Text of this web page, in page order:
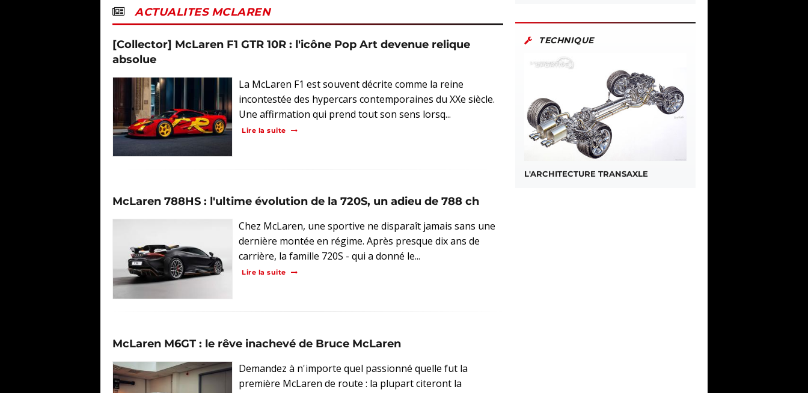
ACTUALITES MCLAREN
[Collector] McLaren F1 GTR 10R : l'icône Pop Art devenue relique
absolue
La McLaren F1 est souvent décrite comme la reine
incontestée des hypercars contemporaines du XXe siècle.
Une affirmation qui prend tout son sens lorsq...
Lire la suite
McLaren 788HS : l'ultime évolution de la 720S, un adieu de 788 ch
Chez McLaren, une sportive ne disparaît jamais sans une
dernière montée en régime. Après presque dix ans de
carrière, la famille 720S - qui a donné le...
Lire la suite
McLaren M6GT : le rêve inachevé de Bruce McLaren
Demandez à n'importe quel passionné quelle fut la
première McLaren de route : la plupart citeront la
TECHNIQUE
L'ARCHITECTURE TRANSAXLE